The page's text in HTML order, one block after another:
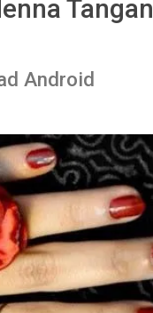
Tangan
Android